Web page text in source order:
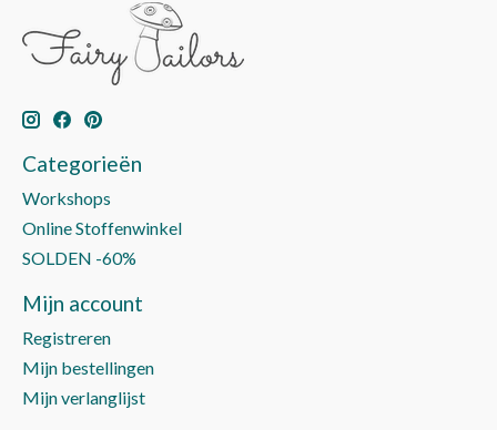
Categorieën
Workshops
Online Stoffenwinkel
SOLDEN -60%
Mijn account
Registreren
Mijn bestellingen
Mijn verlanglijst